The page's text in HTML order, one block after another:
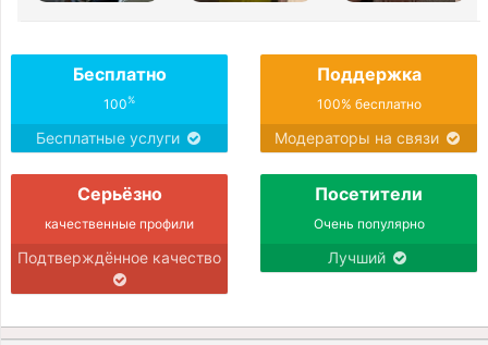
Бесплатно
100%
Бесплатные услуги
Поддержка
100% бесплатно
Модераторы на связи
Серьёзно
качественные профили
Подтверждённое качество
Посетители
Очень популярно
Лучший